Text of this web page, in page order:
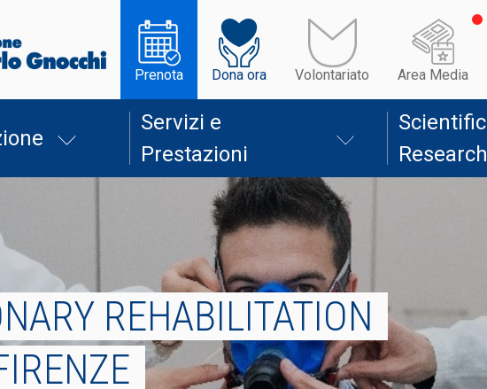
Prenota Dona ora Volontariato Area Media
Servizi e
Prestazioni
Scientific
Research
REHABILITATION